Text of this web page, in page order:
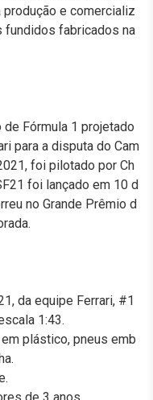
produção e comercializ
fundidos fabricados na
Fórmula 1 projetado
para a disputa do Cam
foi pilotado por Ch
foi lançado em 10 d
no Grande Prêmio d
da equipe Ferrari, #1
1:43.
plástico, pneus emb